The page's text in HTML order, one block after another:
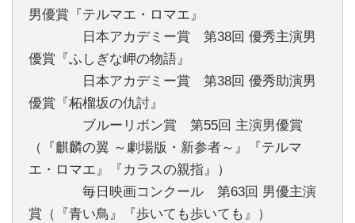
男優賞『テルマエ・ロマエ』
日本アカデミー賞 第38回 優秀主演男
優賞『ふしぎな岬の物語』
日本アカデミー賞 第38回 優秀助演男
優賞『柘榴坂の仇討』
ブルーリボン賞 第55回 主演男優賞
（『麒麟の翼 ～劇場版・新参者～』『テルマ
エ・ロマエ』『カラスの親指』）
毎日映画コンクール 第63回 男優主演
賞（『青い鳥』『歩いても歩いても』）